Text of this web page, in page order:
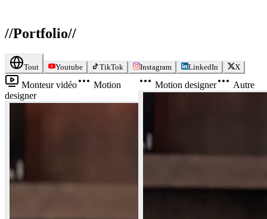
//Portfolio//
Tout Youtube TikTok Instagram LinkedIn X
Monteur vidéo
Motion
designer
Motion designer Autre